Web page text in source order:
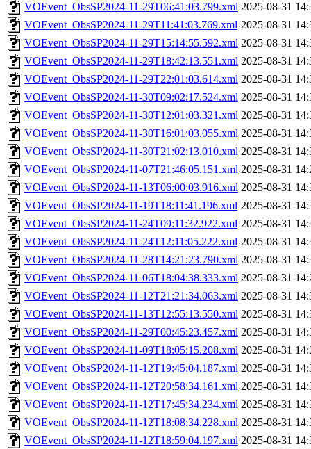
VOEvent_ObsSP2024-11-29T06:41:03.799.xml 2025-08-31
VOEvent_ObsSP2024-11-29T11:41:03.769.xml 2025-08-31
VOEvent_ObsSP2024-11-29T15:14:55.592.xml 2025-08-31
VOEvent_ObsSP2024-11-29T18:42:13.551.xml 2025-08-31
VOEvent_ObsSP2024-11-29T22:01:03.614.xml 2025-08-31
VOEvent_ObsSP2024-11-30T09:02:17.524.xml 2025-08-31
VOEvent_ObsSP2024-11-30T12:01:03.321.xml 2025-08-31
VOEvent_ObsSP2024-11-30T16:01:03.055.xml 2025-08-31
VOEvent_ObsSP2024-11-30T21:02:13.010.xml 2025-08-31
VOEvent_ObsSP2024-11-07T21:46:05.151.xml 2025-08-31
VOEvent_ObsSP2024-11-13T06:00:03.916.xml 2025-08-31
VOEvent_ObsSP2024-11-19T18:11:41.196.xml 2025-08-31
VOEvent_ObsSP2024-11-24T09:11:32.922.xml 2025-08-31
VOEvent_ObsSP2024-11-24T12:11:05.222.xml 2025-08-31
VOEvent_ObsSP2024-11-28T14:21:23.790.xml 2025-08-31
VOEvent_ObsSP2024-11-06T18:04:38.333.xml 2025-08-31
VOEvent_ObsSP2024-11-12T21:21:34.063.xml 2025-08-31
VOEvent_ObsSP2024-11-13T12:55:13.550.xml 2025-08-31
VOEvent_ObsSP2024-11-29T00:45:23.457.xml 2025-08-31
VOEvent_ObsSP2024-11-09T18:05:15.208.xml 2025-08-31
VOEvent_ObsSP2024-11-12T19:45:04.187.xml 2025-08-31
VOEvent_ObsSP2024-11-12T20:58:34.161.xml 2025-08-31
VOEvent_ObsSP2024-11-12T17:45:34.234.xml 2025-08-31
VOEvent_ObsSP2024-11-12T18:08:34.228.xml 2025-08-31
VOEvent_ObsSP2024-11-12T18:59:04.197.xml 2025-08-31